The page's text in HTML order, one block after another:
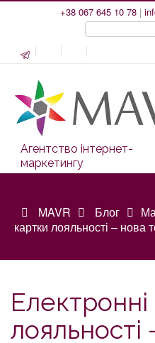
+38 067 645 10 78 |
Агентство інтернет-
маркетингу
MAVR Блог
картки лояльності – нова
лояльності